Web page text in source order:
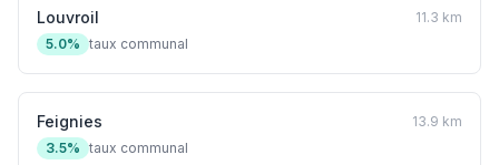
Louvroil
11.3 km
5.0% taux communal
Feignies
13.9 km
3.5% taux communal